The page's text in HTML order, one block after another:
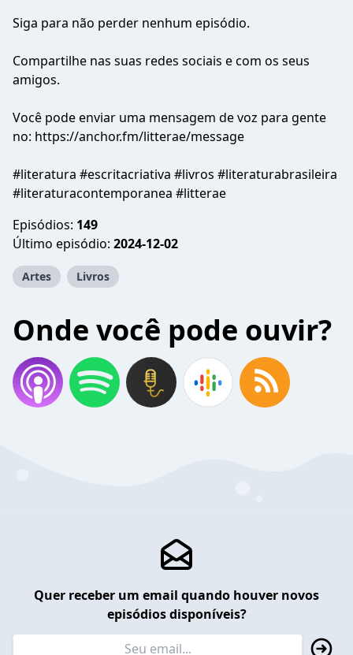
Siga para não perder nenhum episódio.
Compartilhe nas suas redes sociais e com os seus
amigos.
Você pode enviar uma mensagem de voz para gente
no: https://anchor.fm/litterae/message
#literatura #escritacriativa #livros #literaturabrasileira
#literaturacontemporanea #litterae
Episódios: 149
Último episódio: 2024-12-02
Artes Livros
Onde você pode ouvir?
Quer receber um email quando houver novos
episódios disponíveis?